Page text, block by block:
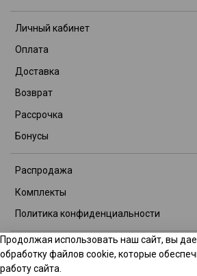
Личный кабинет
Оплата
Доставка
Возврат
Рассрочка
Бонусы
Распродажа
Комплекты
Политика конфиденциальности
© 2026 Интернет-магазин TITOOL GROUP.
Данное предложение не является публичной
Продолжая использовать наш сайт, вы
обработку файлов cookie, которые
работу сайта.